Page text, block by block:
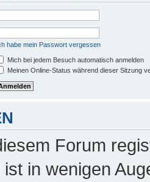
habe mein Passwort vergessen
Mich bei jedem Besuch automatisch anmelden
Meinen Online-Status während dieser Sitzung
Forum
in wenigen